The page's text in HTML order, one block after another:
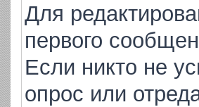
Для
первого
Если никто не
опрос или